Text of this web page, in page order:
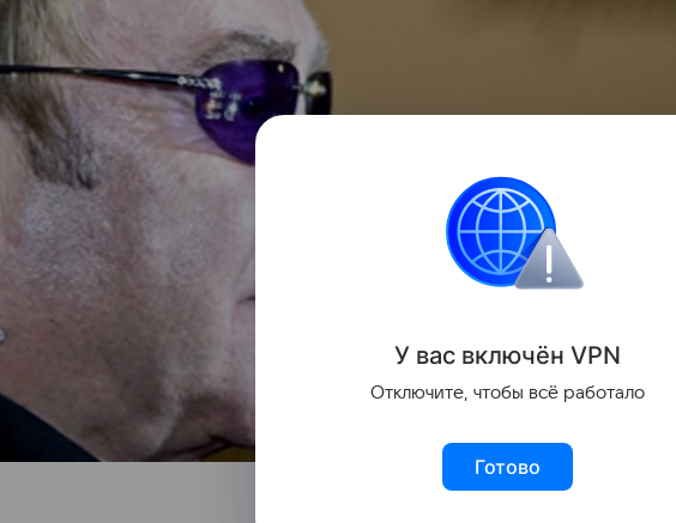
У вас включён VPN
Отключите, чтобы всё работало
Готово